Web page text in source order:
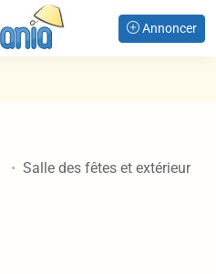
Annoncer
Salle des fêtes et extérieur